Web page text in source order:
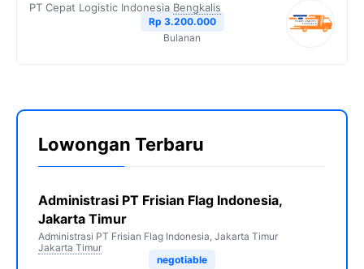
PT Cepat Logistic Indonesia Bengkalis
Rp 3.200.000
Bulanan
Lowongan Terbaru
Administrasi PT Frisian Flag Indonesia,
Jakarta Timur
Administrasi PT Frisian Flag Indonesia, Jakarta Timur
Jakarta Timur
negotiable